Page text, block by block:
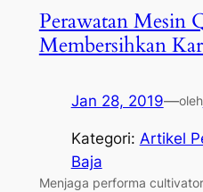
Perawatan Mesin
Membersihkan
Jan 28, 2019—oleh
Kategori: Artikel
Baja
Menjaga performa